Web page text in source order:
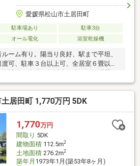
愛媛県松山市土居田町
駐車場あり
駐車3台
オール電化 浴室乾燥機
ーム有り。陽当り良好、駅まで平坦、
可、駐車３台以上可、全居室６畳以
、浴室乾燥機、全居室収納、閑静な住
０坪以上、家庭菜園、シャワー付洗面
階建、南庭、床下収納、浴室に窓、Ｔ
都市近郊、通風良好、ＩＨクッキング
平坦地、テラス、食器洗乾燥機、オー
居田町 1,770万円 5DK
1,770万円
間取り 5DK
建物面積112.5m2
土地面積276.2m2
築年月 1973年1月(築53年8ヶ月)